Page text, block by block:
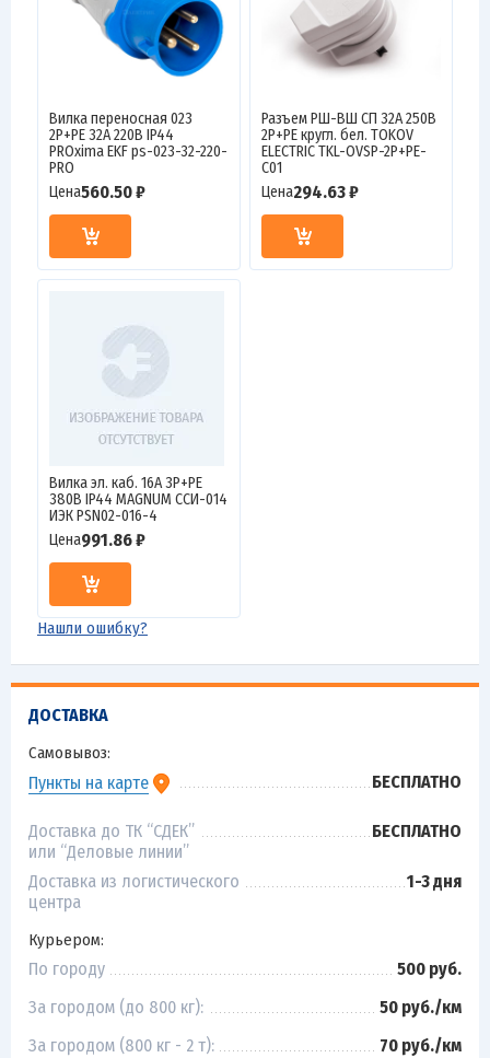
ДОСТАВКА
Самовывоз:
Пункты на карте БЕСПЛАТНО
Доставка до ТК “СДЕК”
или “Деловые линии”
БЕСПЛАТНО
Доставка из логистического
центра
1-3 дня
Курьером:
По городу
500 руб.
За городом (до 800 кг):
50 руб./км
За городом (800 кг - 2 т):
70 руб./км
Вилка переносная 023
2Р+РЕ 32А 220В IP44
PROxima EKF ps-023-32-220-
PRO
Цена560.50 ₽
Разъем РШ-ВШ СП 32А 250В
2P+PE кругл. бел. TOKOV
ELECTRIC TKL-OVSP-2P+PE-
C01
Цена294.63 ₽
Вилка эл. каб. 16А 3P+PE
380В IP44 MAGNUM ССИ-014
ИЭК PSN02-016-4
Цена991.86 ₽
Нашли ошибку?